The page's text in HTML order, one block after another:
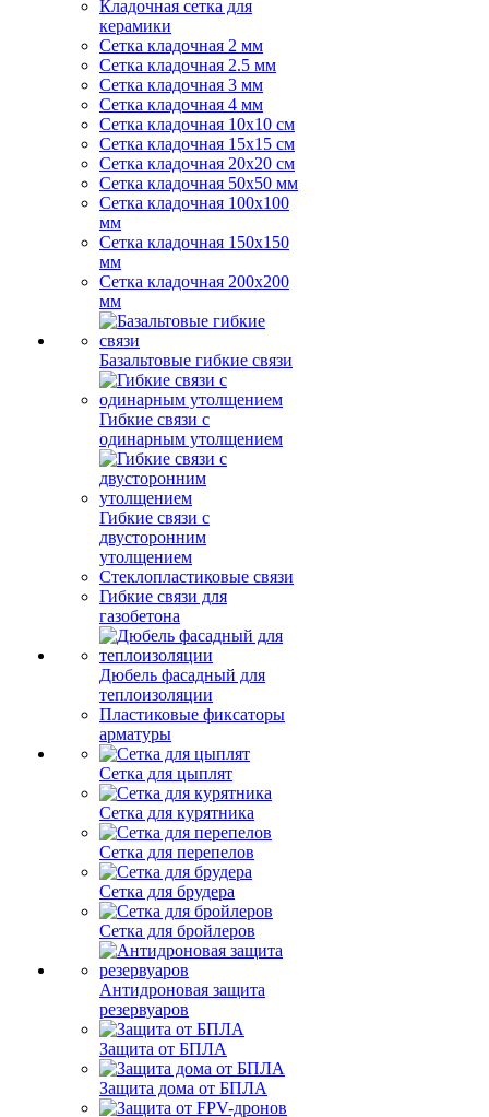
Кладочная сетка для
керамики
Сетка кладочная 2 мм
Сетка кладочная 2.5 мм
Сетка кладочная 3 мм
Сетка кладочная 4 мм
Сетка кладочная 10x10 см
Сетка кладочная 15x15 см
Сетка кладочная 20x20 см
Сетка кладочная 50x50 мм
Сетка кладочная 100x100
мм
Сетка кладочная 150x150
мм
Сетка кладочная 200x200
мм
Базальтовые гибкие связи
Гибкие связи с
одинарным утолщением
Гибкие связи с
двусторонним
утолщением
Стеклопластиковые связи
Гибкие связи для
газобетона
Дюбель фасадный для
теплоизоляции
Пластиковые фиксаторы
арматуры
Сетка для цыплят
Сетка для курятника
Сетка для перепелов
Сетка для брудера
Сетка для бройлеров
Антидроновая защита
резервуаров
Защита от БПЛА
Защита дома от БПЛА